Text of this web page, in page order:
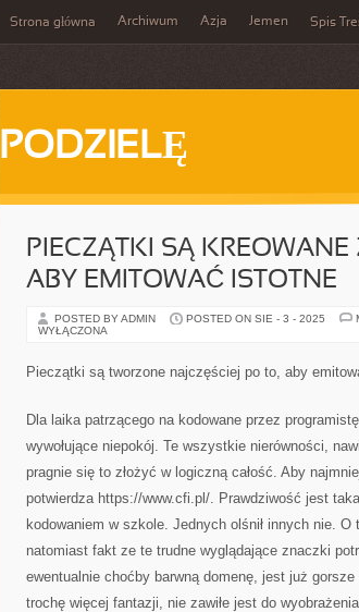
Strona główna Archiwum Azja Jemen Spis
PODZIELĘ
PIECZĄTKI SĄ
ABY EMITOWAĆ ISTOTNE
POSTED BY ADMIN POSTED ON SIE - 3 - 2025
WYŁĄCZONA
Pieczątki są tworzone najczęściej po to, aby
Dla laika patrzącego na kodowane przez
wywołujące niepokój. Te wszystkie nierówności,
pragnie się to złożyć w logiczną całość. Aby
potwierdza https://www.cfi.pl/. Prawdziwość jest
kodowaniem w szkole. Jednych olśnił innych nie.
natomiast fakt ze te trudne wyglądające znaczki
ewentualnie choćby barwną domenę, jest już
trochę więcej fantazji, nie zawiłe jest do